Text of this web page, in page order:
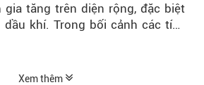
tăng trên diện rộng, đặc biệt
khí. Trong bối cảnh các tín
Xem thêm